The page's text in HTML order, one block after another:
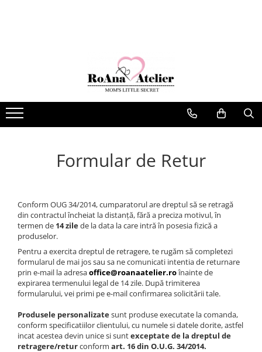
Trusouri Botez Catifea
Lumanari Botez
Cutii Trusou Botez
Pentru Nana Moasa
Rochite Mini Bride
Rochite Fetite
Rochite Craciun
Costumase Bumbac
Costumase Catifea
Costumase 1 Anisor
Cupole Trandafiri
Craciun
Fete de Masa
Prosoape brodate
Saculeti gradinitia
Sorturi personalizate
Tricouri brodate
Costume Traditionale
Baietei
Fetite
Formular de Retur
Conform OUG 34/2014, cumparatorul are dreptul să se retragă
din contractul încheiat la distanță, fără a preciza motivul, în
termen de 14 zilede la data la care intră în posesia fizică a
produselor.
Pentru a exercita dreptul de retragere, te rugăm să completezi
formularul de mai jos sau sa ne comunicati intentia de returnare
prin e-mail la adresaoffice@roanaatelier.roînainte de
expirarea termenului legal de 14 zile. După trimiterea
formularului, vei primi pe e-mail confirmarea solicitării tale.
Produsele personalizatesunt produse executate la comanda,
conform specificatiilor clientului, cu numele si datele dorite, astfel
incat acestea devin unice si suntexceptate de la dreptul de
retragere/returconform art. 16 din O.U.G. 34/2014.